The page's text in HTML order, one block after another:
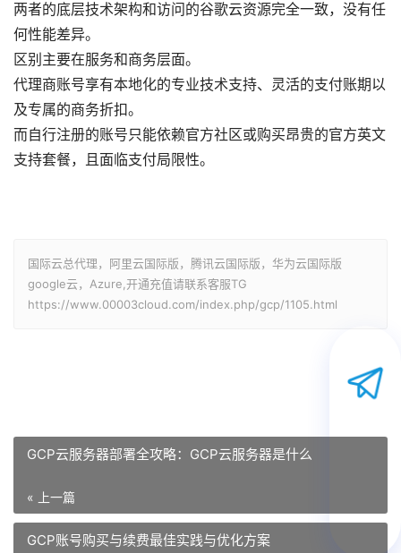
两者的底层技术架构和访问的谷歌云资源完全一致，没有任
何性能差异。
区别主要在服务和商务层面。
代理商账号享有本地化的专业技术支持、灵活的支付账期以
及专属的商务折扣。
而自行注册的账号只能依赖官方社区或购买昂贵的官方英文
支持套餐，且面临支付局限性。
国际云总代理，阿里云国际版，腾讯云国际版，华为云国际版
google云，Azure,开通充值请联系客服TG
https://www.00003cloud.com/index.php/gcp/1105.html
GCP云服务器部署全攻略：GCP云服务器是什么
« 上一篇
GCP账号购买与续费最佳实践与优化方案